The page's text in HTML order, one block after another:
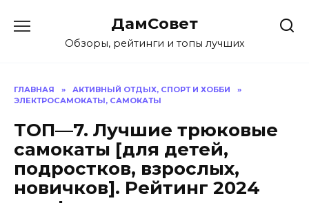
содержанию
ДамСовет
Обзоры, рейтинги и топы лучших
ГЛАВНАЯ » АКТИВНЫЙ ОТДЫХ, СПОРТ И ХОББИ
»
ЭЛЕКТРОСАМОКАТЫ, САМОКАТЫ
ТОП—7. Лучшие трюковые
самокаты [для детей,
подростков, взрослых,
новичков]. Рейтинг 2024